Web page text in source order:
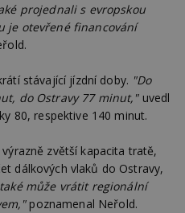
projednali s evropskou
je otevřené financování
stávající jízdní doby. "Do
do Ostravy 77 minut,"uvedl
80, respektive 140 minut.
zvětší kapacita tratě,
dálkových vlaků do Ostravy,
může vrátit regionální
poznamenal Neřold.